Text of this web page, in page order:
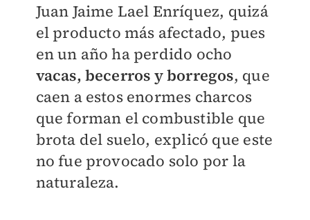
Juan Jaime Lael Enríquez, quizá
el producto más afectado, pues
en un año ha perdido ocho
vacas, becerros y borregos, que
caen a estos enormes charcos
que forman el combustible que
brota del suelo, explicó que este
no fue provocado solo por la
naturaleza.